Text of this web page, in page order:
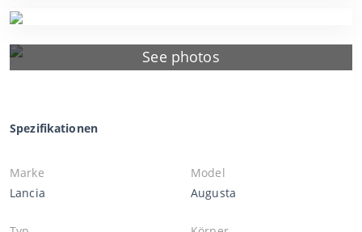
See photos
Spezifikationen
Marke
Lancia
Model
Augusta